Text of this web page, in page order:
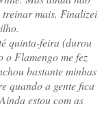
treinar mais. Finalizei
quinta-feira (durou
o Flamengo me fez
bastante minhas
quando a gente fica
estou com as